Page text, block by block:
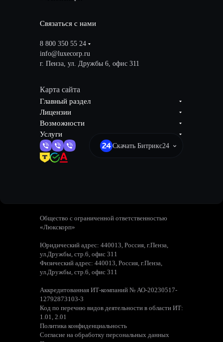
Связаться с нами
8 800 350 55 24
info@luxecorp.ru
г. Пенза, ул. Дружбы 6, офис 311
Карта сайта
Главный раздел
Лицензии
Возможности
Услуги
Скачать Битрикс24
Общество с ограниченной ответственностью
«Люкскорп»
Юридический адрес: 440013, Россия, г.Пенза,
ул.Дружбы, стр.6, офис 311
Физический адрес: 440013, Россия, г.Пенза,
ул.Дружбы, стр.6, офис 311
Аккредитованная ИТ-компаний № АО-20230517-
12792873103-3
Код по перечню видов деятельности в области ИТ:
1.01, 2.01
Политика конфиденциальность
Согласие на обработку персональных данных